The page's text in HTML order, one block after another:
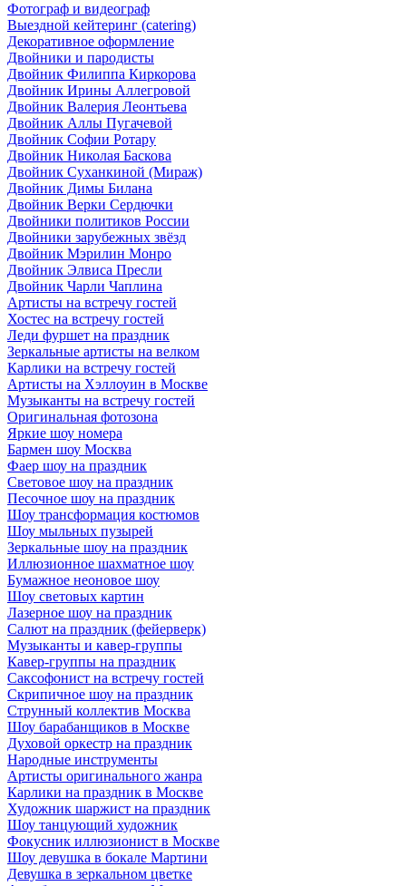
Фотограф и видеограф
Выездной кейтеринг (catering)
Декоративное оформление
Двойники и пародисты
Двойник Филиппа Киркорова
Двойник Ирины Аллегровой
Двойник Валерия Леонтьева
Двойник Аллы Пугачевой
Двойник Софии Ротару
Двойник Николая Баскова
Двойник Суханкиной (Мираж)
Двойник Димы Билана
Двойник Верки Сердючки
Двойники политиков России
Двойники зарубежных звёзд
Двойник Мэрилин Монро
Двойник Элвиса Пресли
Двойник Чарли Чаплина
Артисты на встречу гостей
Хостес на встречу гостей
Леди фуршет на праздник
Зеркальные артисты на велком
Карлики на встречу гостей
Артисты на Хэллоуин в Москве
Музыканты на встречу гостей
Оригинальная фотозона
Яркие шоу номера
Бармен шоу Москва
Фаер шоу на праздник
Световое шоу на праздник
Песочное шоу на праздник
Шоу трансформация костюмов
Шоу мыльных пузырей
Зеркальные шоу на праздник
Иллюзионное шахматное шоу
Бумажное неоновое шоу
Шоу световых картин
Лазерное шоу на праздник
Салют на праздник (фейерверк)
Музыканты и кавер-группы
Кавер-группы на праздник
Саксофонист на встречу гостей
Скрипичное шоу на праздник
Струнный коллектив Москва
Шоу барабанщиков в Москве
Духовой оркестр на праздник
Народные инструменты
Артисты оригинального жанра
Карлики на праздник в Москве
Художник шаржист на праздник
Шоу танцующий художник
Фокусник иллюзионист в Москве
Шоу девушка в бокале Мартини
Девушка в зеркальном цветке